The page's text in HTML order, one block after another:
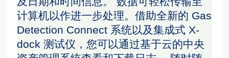
计算机以作进一步处理。借助全新的 Gas
Detection Connect 系统以及集成式 X-
dock 测试仪，您可以通过基于云的中央